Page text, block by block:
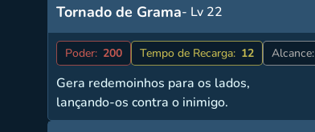
Tornado de Grama- Lv 22
Poder: 200 Tempo de Recarga: 12 Alcance:
Gera redemoinhos para os lados,
lançando-os contra o inimigo.